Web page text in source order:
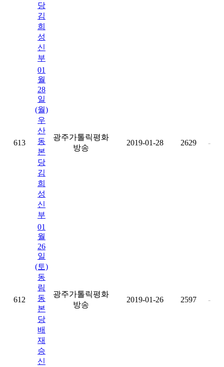
당
김
희
성
신
부
613
01
월
28
일
(월)
우
산
동
본
당
김
희
성
신
부
광주가톨릭평화
방송
2019-01-28 2629 -
612
01
월
26
일
(토)
동
림
동
본
당
배
재
승
신
광주가톨릭평화
방송
2019-01-26 2597 -